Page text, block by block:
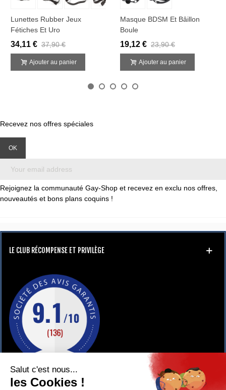
Lunettes Rubber Jeux
Fétiches Et Uro
34,11 € 37,90 €
Ajouter au panier
Masque BDSM Et Bâillon
Boule
19,12 € 23,90 €
Ajouter au panier
Recevez nos offres spéciales
Rejoignez la communauté Gay-Shop et recevez en exclu nos offres,
nouveautés et bons plans coquins !
LE CLUB RÉCOMPENSE ET PRIVILÈGE